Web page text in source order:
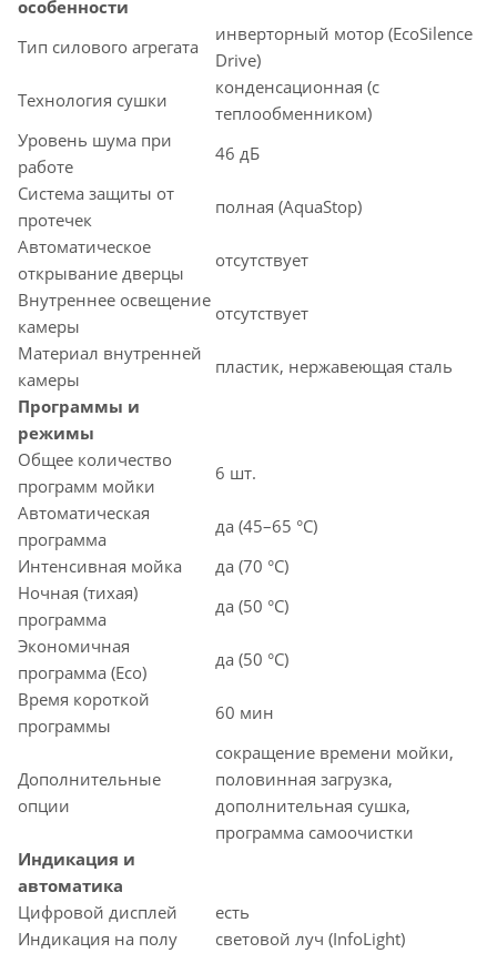
особенности
Тип силового агрегата
инверторный мотор (EcoSilence
Drive)
Технология сушки
конденсационная (с
теплообменником)
Уровень шума при
работе
46 дБ
Система защиты от
протечек
полная (AquaStop)
Автоматическое
открывание дверцы
отсутствует
Внутреннее освещение
камеры
отсутствует
Материал внутренней
камеры
пластик, нержавеющая сталь
Программы и
режимы
Общее количество
программ мойки
6 шт.
Автоматическая
программа
да (45–65 °C)
Интенсивная мойка
да (70 °C)
Ночная (тихая)
программа
да (50 °C)
Экономичная
программа (Eco)
да (50 °C)
Время короткой
программы
60 мин
Дополнительные
опции
сокращение времени мойки,
половинная загрузка,
дополнительная сушка,
программа самоочистки
Индикация и
автоматика
Цифровой дисплей
есть
Индикация на полу
световой луч (InfoLight)